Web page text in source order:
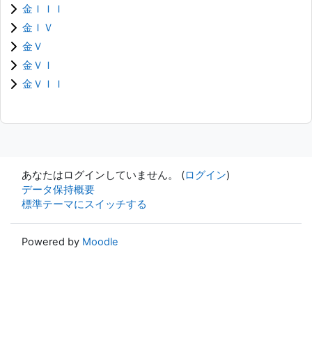
金ＩＩＩ
金ＩＶ
金Ｖ
金ＶＩ
金ＶＩＩ
あなたはログインしていません。 (ログイン)
データ保持概要
標準テーマにスイッチする
Powered by Moodle